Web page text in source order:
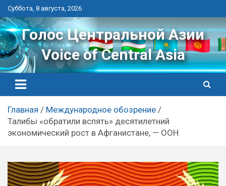
Перейти
к
контенту
Суббота, 8 августа, 2026
Голос Центральной Азии
Voice of Central Asia
Главная
Международное обозрение
Талибы «обратили вспять» десятилетний
экономический рост в Афганистане, — ООН